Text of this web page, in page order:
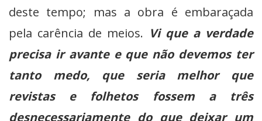
deste tempo; mas a obra é embaraçada
pela carência de meios. Vi que a verdade
precisa ir avante e que não devemos ter
tanto medo, que seria melhor que
revistas e folhetos fossem a três
desnecessariamente do que deixar um